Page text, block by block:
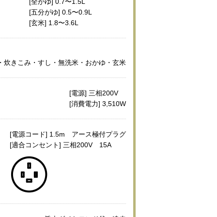
[五分がゆ] 0.5〜0.9L
[玄米] 1.8〜3.6L
炊きこみ・すし・無洗米・おかゆ・玄米
[電源] 三相200V
[消費電力] 3,510W
[電源コード] 1.5m アース極付プラグ
[適合コンセント] 三相200V 15A